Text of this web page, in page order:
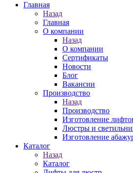
Главная
Назад
Главная
О компании
Назад
О компании
Сертификаты
Новости
Блог
Вакансии
Производство
Назад
Производство
Изготовление
Люстры и
Изготовление
Каталог
Назад
Каталог